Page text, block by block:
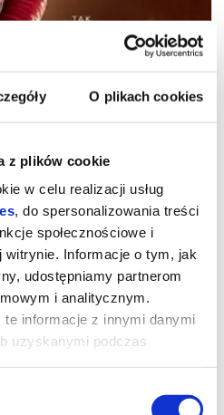
O plikach cookies
z plików cookie
w celu realizacji usług
, do spersonalizowania treści
społecznościowe i
Informacje o tym, jak
udostępniamy partnerom
i analitycznym.
te informacje z innymi danymi
uzyskanymi podczas
Kina "Łydynia" tymczasowa sala
TWP ul. Kraszewskiego 8A
Krue Valdi) jako ósme z
ojca (Colman Domingo). Z
Five odnosi pierwsze sukcesy, a już